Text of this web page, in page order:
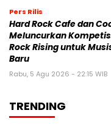
Pers Rilis
Hard Rock Cafe dan
Meluncurkan
Rock Rising untuk
Baru
Rabu, 5 Agu 2026 - 22:15 WIB
TRENDING